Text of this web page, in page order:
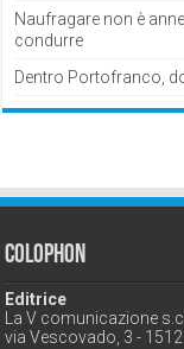
Naufragare non è
condurre
Dentro Portofranco,
Colophon
Editrice
La V comunicazione
via Vescovado, 3 -